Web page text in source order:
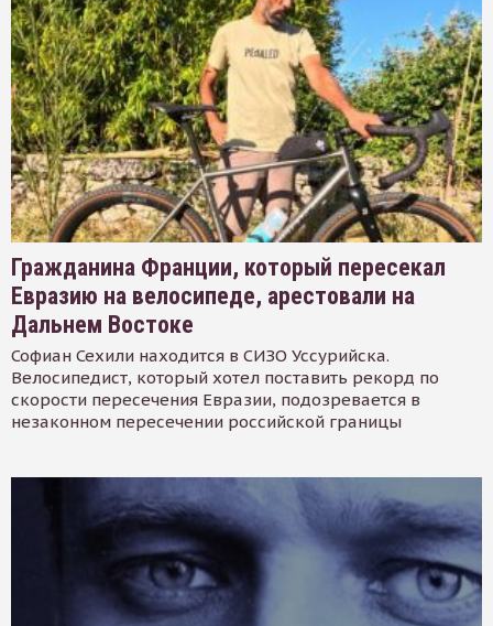
Гражданина Франции, который пересекал
Евразию на велосипеде, арестовали на
Дальнем Востоке
Софиан Сехили находится в СИЗО Уссурийска.
Велосипедист, который хотел поставить рекорд по
скорости пересечения Евразии, подозревается в
незаконном пересечении российской границы